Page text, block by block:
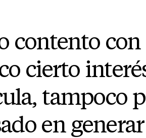
contento
cierto
tampoco
en